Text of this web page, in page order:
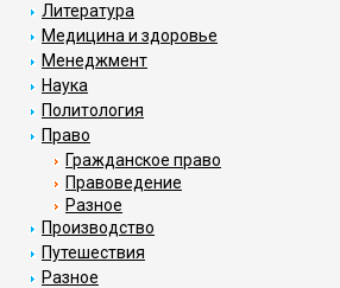
Литература
Медицина и здоровье
Менеджмент
Наука
Политология
Право
Гражданское право
Правоведение
Разное
Производство
Путешествия
Разное